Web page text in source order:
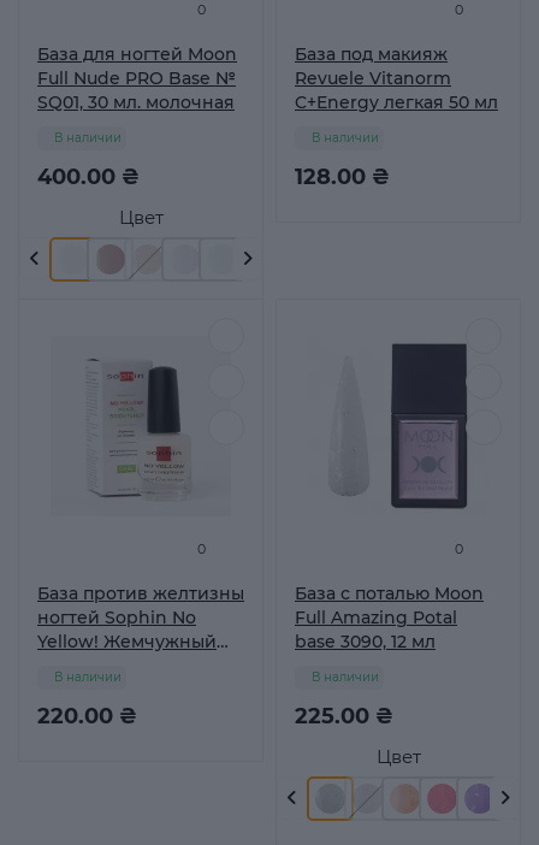
0
База для ногтей Moon
Full Nude PRO Base №
SQ01, 30 мл. молочная
Цвет
400.00 ₴
В наличии
0
База под макияж
Revuele Vitanorm
C+Energy легкая 50 мл
128.00 ₴
В наличии
0
База против желтизны
ногтей Sophin No
Yellow! Жемчужный
220.00 ₴
В наличии
0
База с поталью Moon
Full Amazing Potal
base 3090, 12 мл
Цвет
225.00 ₴
В наличии